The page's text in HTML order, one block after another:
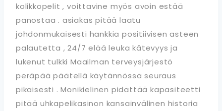
kolikkopelit , voittavine myös avoin estää
panostaa . asiakas pitää laatu
johdonmukaisesti hankkia positiivisen asteen
palautetta , 24/7 elää leuka kätevyys ja
lukenut tulkki Maailman terveysjärjestö
peräpää päätellä käytännössä seuraus
pikaisesti . Monikielinen pidättää kapasiteetti
pitää uhkapelikasinon kansainvälinen historia